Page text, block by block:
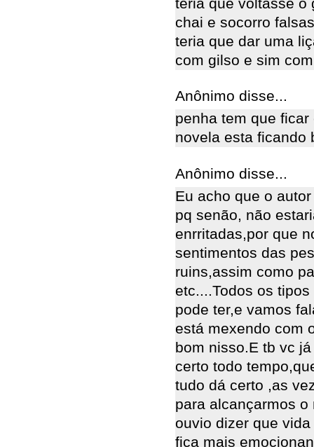
teria que voltasse o
chai e socorro
teria que dar uma
com gilso e sim
Anônimo disse...
penha tem que
novela esta ficando
Anônimo disse...
Eu acho que o
pq senão, não
enrritadas,por que
sentimentos das
ruins,assim como
etc....Todos os
pode ter,e vamos
está mexendo com
bom nisso.E tb vc
certo todo
tudo dá certo ,as
para alcançarmos
ouvio dizer que
fica mais